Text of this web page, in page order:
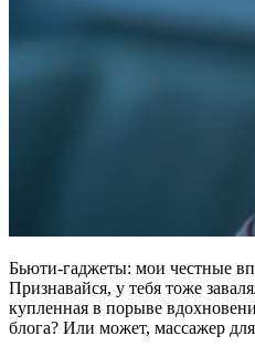
Бьюти-гаджеты: мои честные
Признавайся, у тебя тоже
купленная в порыве
блога? Или может, массажер